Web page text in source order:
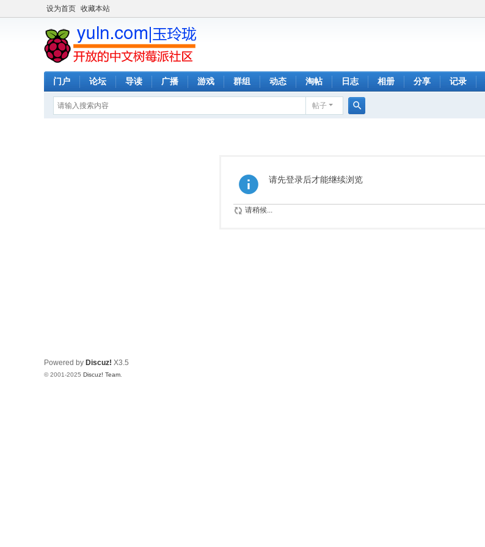
设为首页 收藏本站
门户 论坛 导读 广播 游戏 群组 动态 淘帖 日志 相册 分享 记录
帖子
请先登录后才能继续浏览
请稍候...
Powered by Discuz! X3.5
© 2001-2025 Discuz! Team